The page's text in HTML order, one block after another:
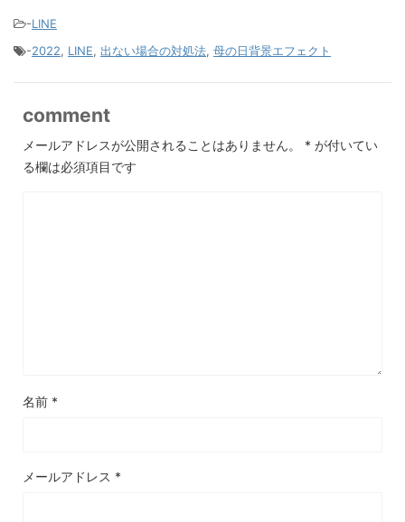
-LINE
-2022, LINE, 出ない場合の対処法, 母の日背景エフェクト
comment
メールアドレスが公開されることはありません。 * が付いてい
る欄は必須項目です
名前 *
メールアドレス *